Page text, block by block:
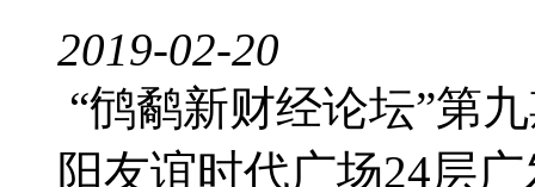
2019-02-20
“鸻鹬新财经论坛”第
阳友谊时代广场24层